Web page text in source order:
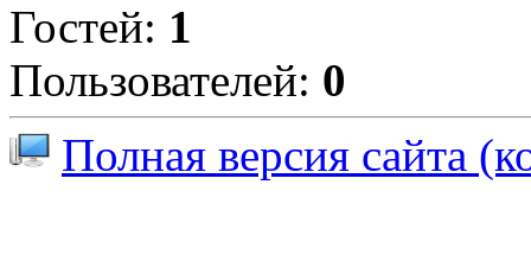
Гостей: 1
Пользователей: 0
Полная версия сайта